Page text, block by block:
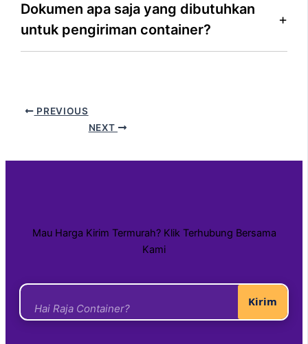
Dokumen apa saja yang dibutuhkan
untuk pengiriman container?
PREVIOUS
NEXT
Mau Harga Kirim Termurah? Klik Terhubung Bersama
Kami
Kirim